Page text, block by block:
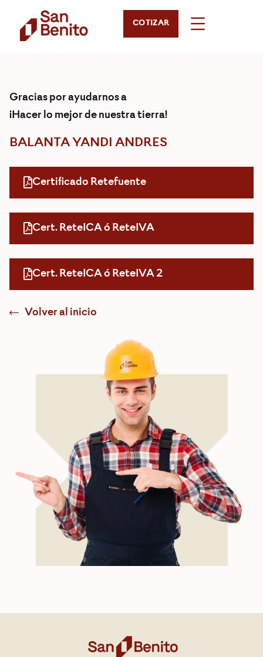
COTIZAR
Gracias por ayudarnos a
¡Hacer lo mejor de nuestra tierra!
BALANTA YANDI ANDRES
Certificado Retefuente
Cert. ReteICA ó ReteIVA
Cert. ReteICA ó ReteIVA 2
Volver al inicio